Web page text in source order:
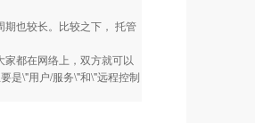
也较长。比较之下， 托管
都在网络上，双方就可以
是\"用户/服务\"和\"远程控制